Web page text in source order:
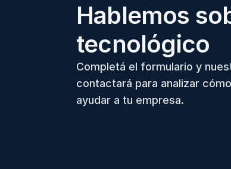
Hablemos
tecnológico
Completá el formulario y
contactará para analizar
ayudar a tu empresa.